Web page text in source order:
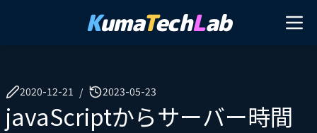
KumaTechLab
2020-12-21 / 2023-05-23
javaScriptからサーバー時間